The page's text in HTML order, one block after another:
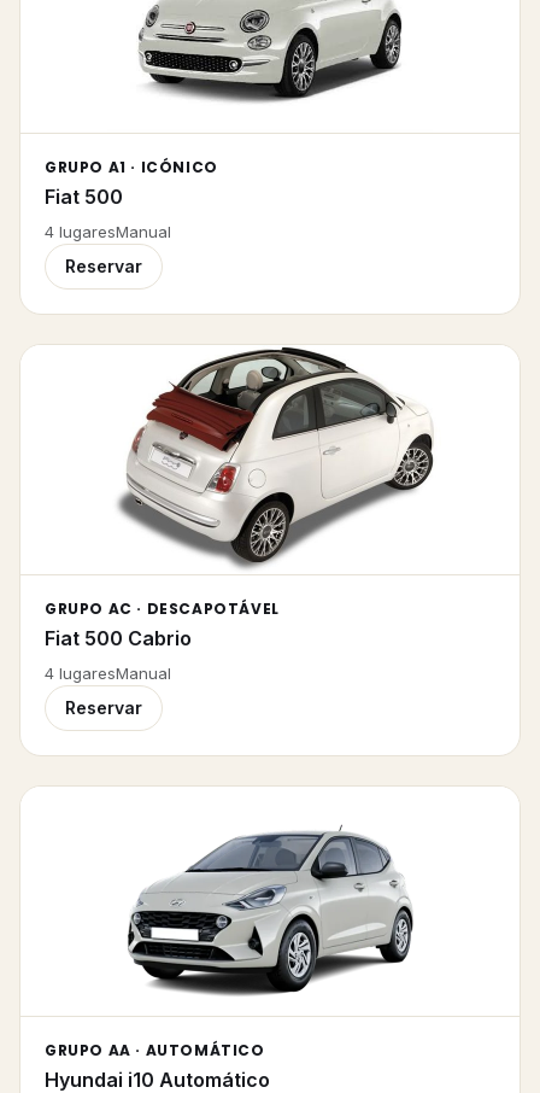
GRUPO A1 · ICÓNICO
Fiat 500
4 lugaresManual
Reservar
GRUPO AC · DESCAPOTÁVEL
Fiat 500 Cabrio
4 lugaresManual
Reservar
GRUPO AA · AUTOMÁTICO
Hyundai i10 Automático